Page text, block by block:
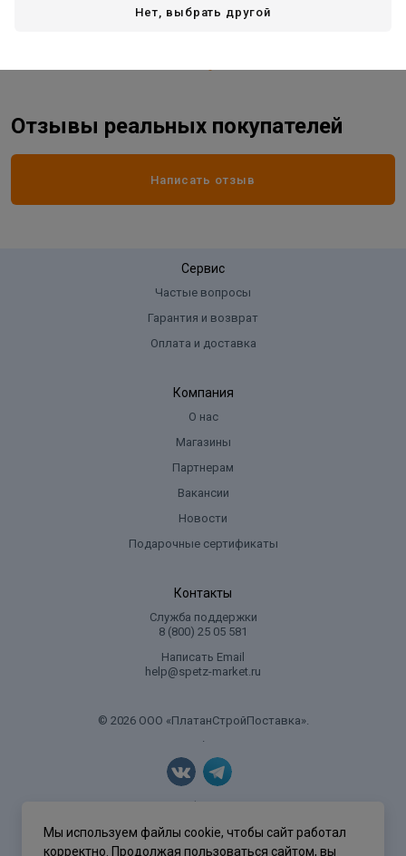
Жизненный цикл номенклатуры Рабочий ассортимент
Отзывы реальных покупателей
Написать отзыв
Сервис
Частые вопросы
Гарантия и возврат
Оплата и доставка
Компания
О нас
Магазины
Партнерам
Вакансии
Новости
Подарочные сертификаты
Контакты
Служба поддержки
8 (800) 25 05 581
Написать Email
help@spetz-market.ru
© 2026 ООО «ПлатанСтройПоставка».
.
Политика конфиденциальности
Нет, выбрать другой
Мы используем файлы cookie, чтобы сайт работал
корректно. Продолжая пользоваться сайтом, вы